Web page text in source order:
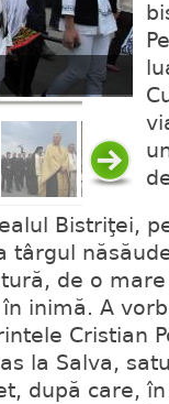
Bistriţei,
târgul
de o
inimă. A
Cristian
la Salva,
după care,